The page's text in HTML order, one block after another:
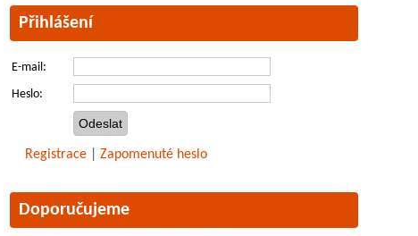
Přihlášení
E-mail:
Heslo:
Registrace Zapomenuté heslo
Doporučujeme